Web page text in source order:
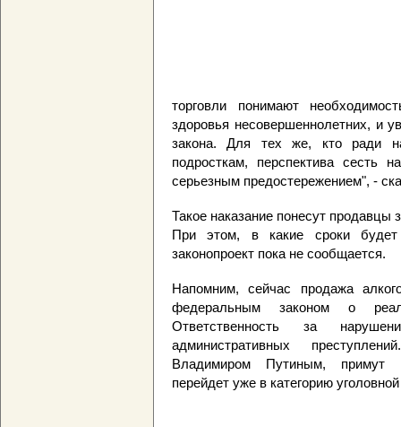
торговли понимают
здоровья несовершеннолетних, и
закона. Для тех же, кто ради
подросткам, перспектива сесть
серьезным предостережением", -
Такое наказание понесут продавцы
При этом, в какие сроки будет
законопроект пока не сообщается.
Напомним, сейчас продажа
федеральным законом о
Ответственность за
административных
Владимиром Путиным, примут
перейдет уже в категорию